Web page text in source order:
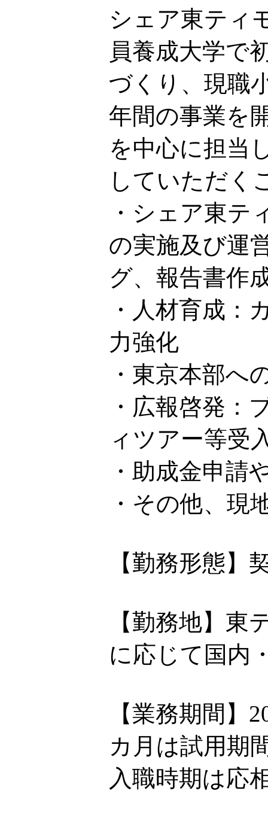
シェア東ティ
員養成大学で
づくり、現職
年間の事業を
を中心に担当
していただく
・シェア東テ
の実施及び運
グ、報告書作
・人材育成：
力強化
・東京本部へ
・広報啓発：
ィツアー等受
・助成金申請
・その他、現
【勤務形態】
【勤務地】東
に応じて国内
【業務期間】
カ月は試用期
入職時期は応